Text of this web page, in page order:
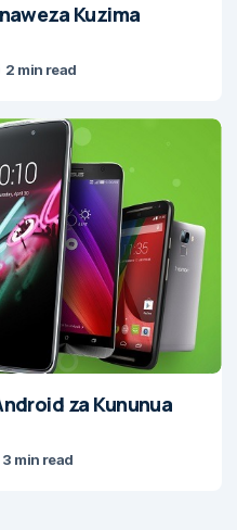
Kuzima
2 min read
za Kununua
3 min read